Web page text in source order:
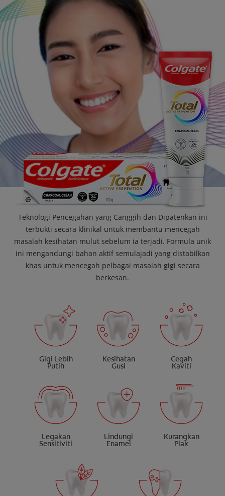
PENILAIAN KESIHATAN MULUT
MY (MS)
Teknologi Pencegahan yang Canggih dan Dipatenkan ini
terbukti secara klinikal untuk membantu mencegah
masalah kesihatan mulut sebelum ia terjadi. Formula unik
ini mengandungi bahan aktif semulajadi yang distabilkan
khas untuk mencegah pelbagai masalah gigi secara
berkesan.
Gigi Lebih
Putih
Kesihatan
Gusi
Cegah
Kaviti
Legakan
Sensitiviti
Lindungi
Enamel
Kurangkan
Plak